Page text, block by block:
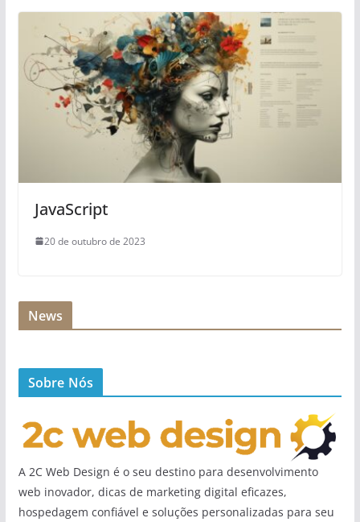
JavaScript
20 de outubro de 2023
News
Sobre Nós
A 2C Web Design é o seu destino para desenvolvimento
web inovador, dicas de marketing digital eficazes,
hospedagem confiável e soluções personalizadas para seu